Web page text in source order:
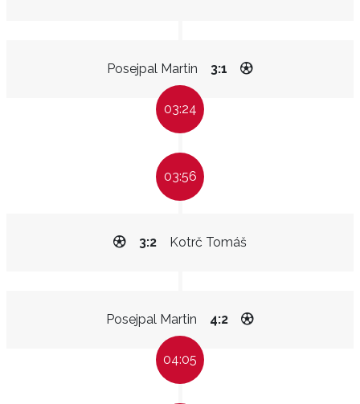
Posejpal Martin 3:1
03:24
03:56
Kotrč Tomáš
3:2
Posejpal Martin 4:2
04:05